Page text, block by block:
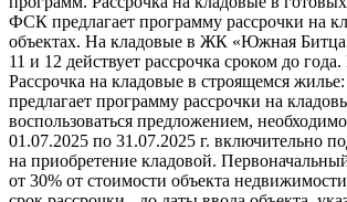
ФСК предлагает программу рассрочки на
объектах. На кладовые в ЖК «Южная
11 и 12 действует рассрочка сроком до
Рассрочка на кладовые в строящемся
предлагает программу рассрочки на
воспользоваться предложением,
01.07.2025 по 31.07.2025 г. включительно
на приобретение кладовой.
от 30% от стоимости объекта